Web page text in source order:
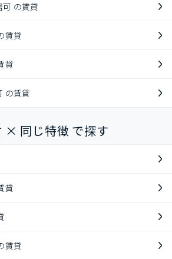
の賃貸
賃貸
貸
の賃貸
× 同じ特徴 で探す
貸
賃貸